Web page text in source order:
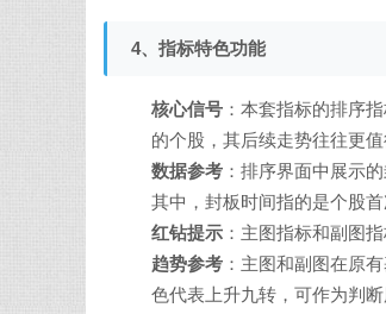
4、指标特色功能
核心信号 ：本套指标的排序
的个股，其后续走势往往更值
数据参考 ：排序界面中展示
其中，封板时间指的是个股
红钻提示 ：主图指标和副图
趋势参考 ：主图和副图在原
色代表上升九转，可作为判断